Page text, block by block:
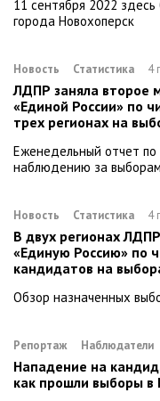
11 сентября 2022
города Новохоперск
Новость Статистика 4
ЛДПР заняла второе
«Единой России» по
трех регионах на
Еженедельный отчет по
наблюдению за
Новость Статистика 4
В двух регионах
«Единую Россию» по
кандидатов на
Обзор назначенных
Репортаж Наблюдатели
Нападение на
как прошли выборы в